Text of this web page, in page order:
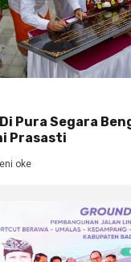
Pura Segara
Prasasti
oke